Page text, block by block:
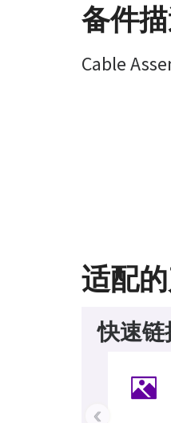
备件
Cable
适配
快速链
‹